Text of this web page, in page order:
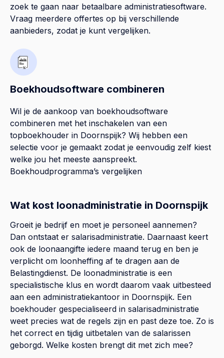
zoek te gaan naar betaalbare administratiesoftware.
Vraag meerdere offertes op bij verschillende
aanbieders, zodat je kunt vergelijken.
Boekhoudsoftware combineren
Wil je de aankoop van boekhoudsoftware
combineren met het inschakelen van een
topboekhouder in Doornspijk? Wij hebben een
selectie voor je gemaakt zodat je eenvoudig zelf kiest
welke jou het meeste aanspreekt.
Boekhoudprogramma’s vergelijken
Wat kost loonadministratie in Doornspijk
Groeit je bedrijf en moet je personeel aannemen?
Dan ontstaat er salarisadministratie. Daarnaast keert
ook de loonaangifte iedere maand terug en ben je
verplicht om loonheffing af te dragen aan de
Belastingdienst. De loonadministratie is een
specialistische klus en wordt daarom vaak uitbesteed
aan een administratiekantoor in Doornspijk. Een
boekhouder gespecialiseerd in salarisadministratie
weet precies wat de regels zijn en past deze toe. Zo is
het correct en tijdig uitbetalen van de salarissen
geborgd. Welke kosten brengt dit met zich mee?